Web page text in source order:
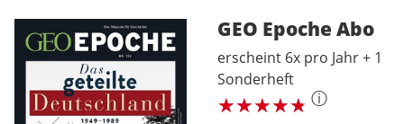
GEO Epoche Abo
erscheint 6x pro Jahr + 1
Sonderheft
ⓘ